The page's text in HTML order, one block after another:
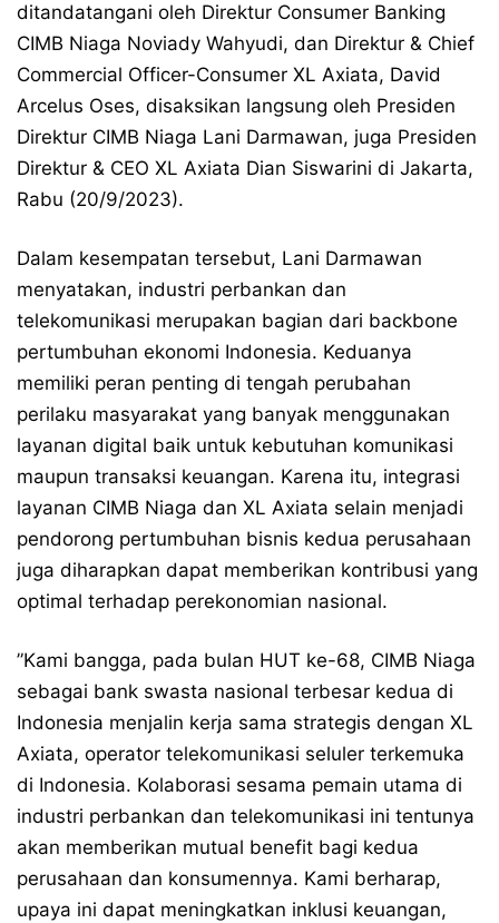
ditandatangani oleh Direktur Consumer Banking
CIMB Niaga Noviady Wahyudi, dan Direktur & Chief
Commercial Officer-Consumer XL Axiata, David
Arcelus Oses, disaksikan langsung oleh Presiden
Direktur CIMB Niaga Lani Darmawan, juga Presiden
Direktur & CEO XL Axiata Dian Siswarini di Jakarta,
Rabu (20/9/2023).
Dalam kesempatan tersebut, Lani Darmawan
menyatakan, industri perbankan dan
telekomunikasi merupakan bagian dari backbone
pertumbuhan ekonomi Indonesia. Keduanya
memiliki peran penting di tengah perubahan
perilaku masyarakat yang banyak menggunakan
layanan digital baik untuk kebutuhan komunikasi
maupun transaksi keuangan. Karena itu, integrasi
layanan CIMB Niaga dan XL Axiata selain menjadi
pendorong pertumbuhan bisnis kedua perusahaan
juga diharapkan dapat memberikan kontribusi yang
optimal terhadap perekonomian nasional.
”Kami bangga, pada bulan HUT ke-68, CIMB Niaga
sebagai bank swasta nasional terbesar kedua di
Indonesia menjalin kerja sama strategis dengan XL
Axiata, operator telekomunikasi seluler terkemuka
di Indonesia. Kolaborasi sesama pemain utama di
industri perbankan dan telekomunikasi ini tentunya
akan memberikan mutual benefit bagi kedua
perusahaan dan konsumennya. Kami berharap,
upaya ini dapat meningkatkan inklusi keuangan,